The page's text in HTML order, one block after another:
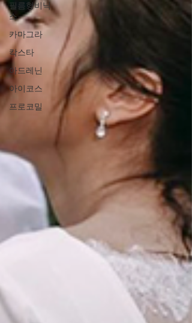
필름형비닉
스
카마그라
칵스타
아드레닌
아이코스
프로코밀